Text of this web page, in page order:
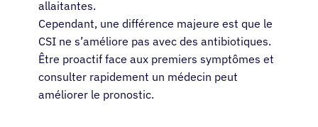
allaitantes.
Cependant, une différence majeure est que le
CSI ne s’améliore pas avec des antibiotiques.
Être proactif face aux premiers symptômes et
consulter rapidement un médecin peut
améliorer le pronostic.